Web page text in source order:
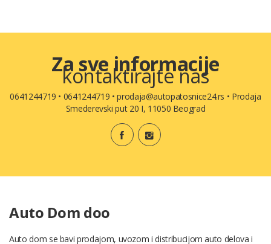
Za sve informacije
kontaktirajte nas
0641244719 • 0641244719 •prodaja@autopatosnice24.rs • Prodaja
Smederevski put 20 I, 11050 Beograd
Auto Dom doo
Auto dom se bavi prodajom, uvozom i distribucijom auto delova i